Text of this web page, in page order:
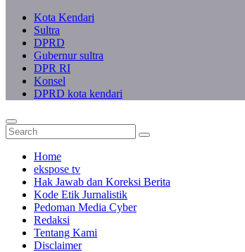
Kota Kendari
Sultra
DPRD
Gubernur sultra
DPR RI
Konsel
DPRD kota kendari
Home
ekspose tv
Hak Jawab dan Koreksi Berita
Kode Etik Jurnalistik
Pedoman Media Cyber
Redaksi
Tentang Kami
Disclaimer